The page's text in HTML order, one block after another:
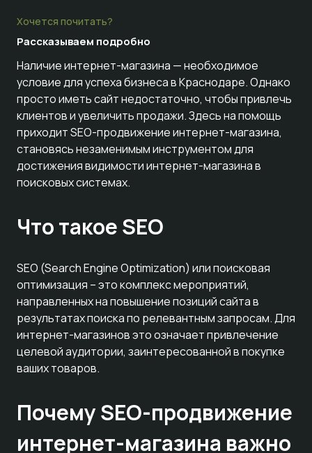
Хочется почитать?
Рассказываем подробно
Наличие интернет-магазина — необходимое
условие для успеха бизнеса в Краснодаре. Однако
просто иметь сайт недостаточно, чтобы привлечь
клиентов и увеличить продажи. Здесь на помощь
приходит SEO-продвижение интернет-магазина,
становясь незаменимым инструментом для
достижения видимости интернет-магазина в
поисковых системах.
Что такое SEO
SEO (Search Engine Optimization) или поисковая
оптимизация – это комплекс мероприятий,
направленных на повышение позиций сайта в
результатах поиска по релевантным запросам. Для
интернет-магазинов это означает привлечение
целевой аудитории, заинтересованной в покупке
ваших товаров.
Почему SEO-продвижение
интернет-магазина важно